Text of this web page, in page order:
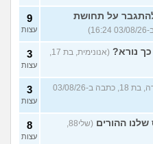
על תחושת
9
עצות
נורא?
(אנונימית, בת 17,
3
עצות
(שירה, בת 18, כתבה ב-03/08/26
3
עצות
ההורים
(שלי88,
8
עצות